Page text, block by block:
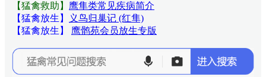
【猛禽救助】 鹰隼类常见疾病简介
【猛禽放生】
义鸟归巢记 (红隼)
【猛禽放生】
鹰鹘苑会员放生专版